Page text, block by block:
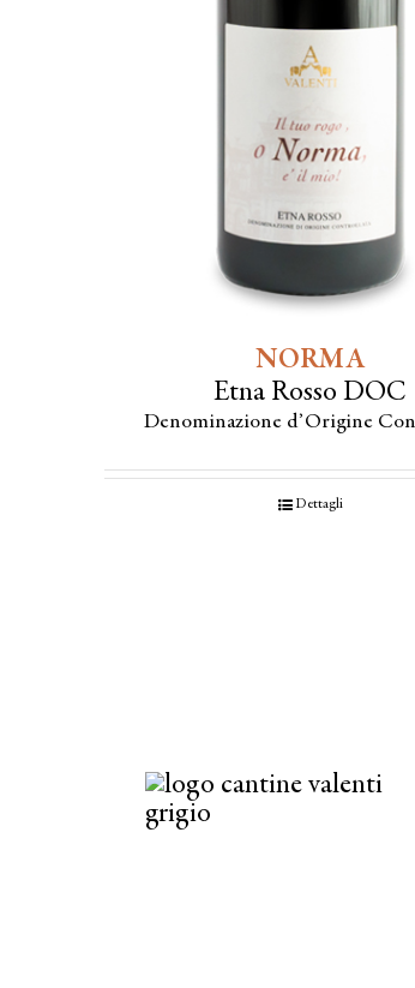
NORMA
Etna Rosso DOC
Denominazione d’Origine
Dettagli